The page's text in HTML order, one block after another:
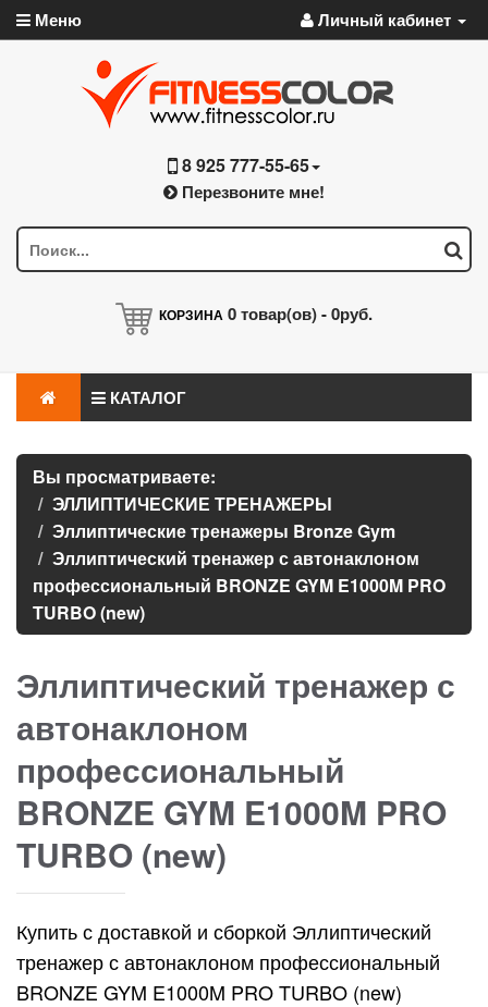
Меню Личный кабинет
8 925 777-55-65
Перезвоните мне!
КОРЗИНА 0товар(ов) -0руб.
КАТАЛОГ
Вы просматриваете:
ЭЛЛИПТИЧЕСКИЕ ТРЕНАЖЕРЫ
Эллиптические тренажеры Bronze Gym
Эллиптический тренажер с автонаклоном
профессиональный BRONZE GYM E1000M PRO
TURBO (new)
Эллиптический тренажер с
автонаклоном
профессиональный
BRONZE GYM E1000M PRO
TURBO (new)
Купить с доставкой и сборкой Эллиптический
тренажер с автонаклоном профессиональный
BRONZE GYM E1000M PRO TURBO (new)